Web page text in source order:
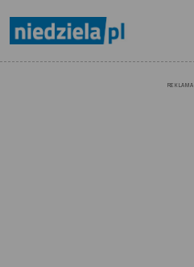
REKLAMA